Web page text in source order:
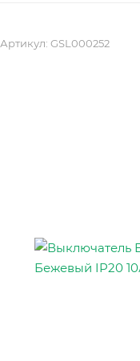
Артикул: GSL000252